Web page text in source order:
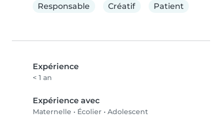
Responsable
Créatif Patient
Expérience
< 1 an
Expérience avec
Maternelle • Écolier • Adolescent